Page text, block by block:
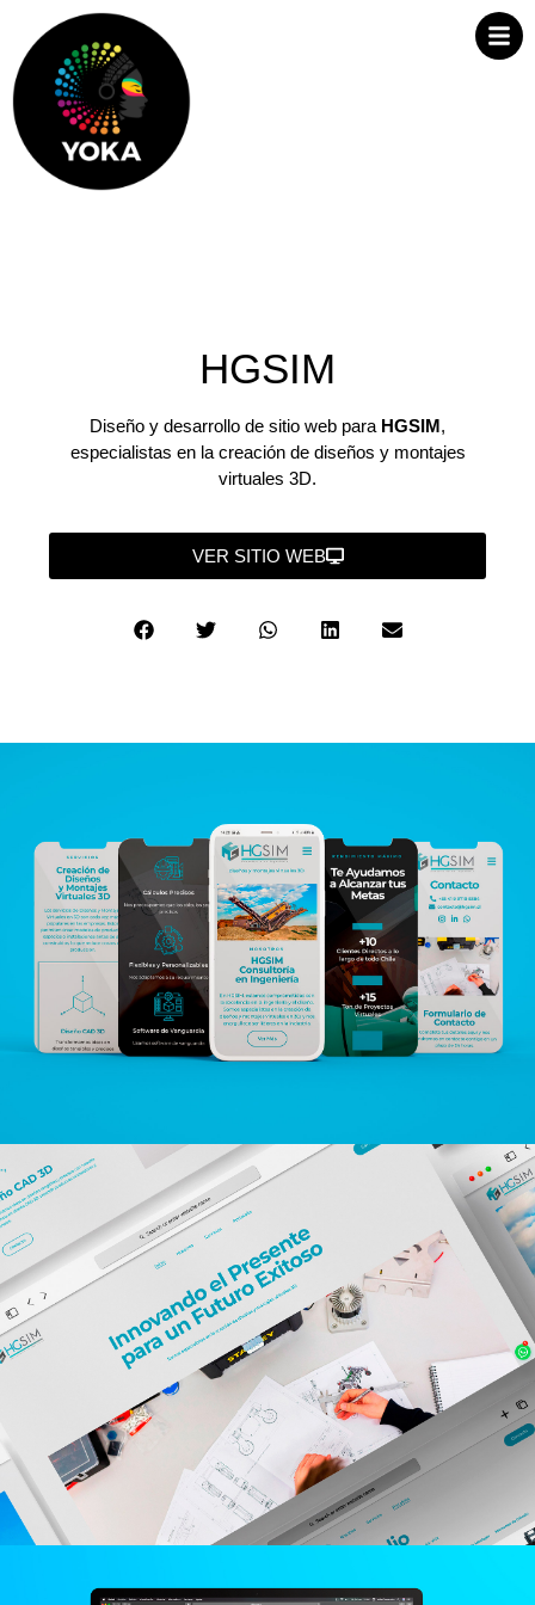
HGSIM
Diseño y desarrollo de sitio web para HGSIM,
especialistas en la creación de diseños y montajes
virtuales 3D.
VER SITIO WEB